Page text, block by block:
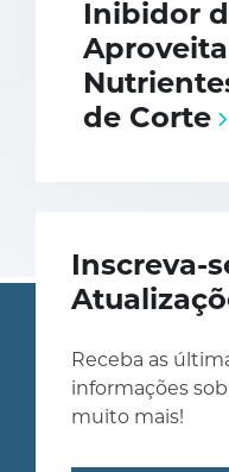
Inibidor
de Corte
Inscreva-
Receba as
informações
muito mais!